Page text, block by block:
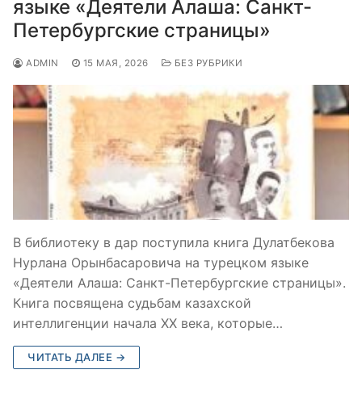
языке «Деятели Алаша: Санкт-
Петербургские страницы»
ADMIN 15 МАЯ, 2026 БЕЗ РУБРИКИ
В библиотеку в дар поступила книга Дулатбекова
Нурлана Орынбасаровича на турецком языке
«Деятели Алаша: Санкт-Петербургские страницы».
Книга посвящена судьбам казахской
интеллигенции начала XX века, которые…
ЧИТАТЬ ДАЛЕЕ →